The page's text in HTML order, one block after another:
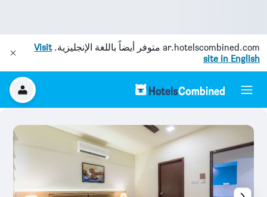
ar.hotelscombined.com متوفر أيضاً باللغة الإنجليزية.Visit
site in English